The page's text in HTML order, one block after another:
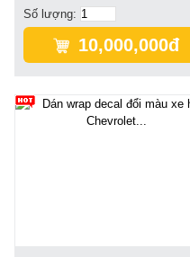
Số lượng:
10,000,000đ